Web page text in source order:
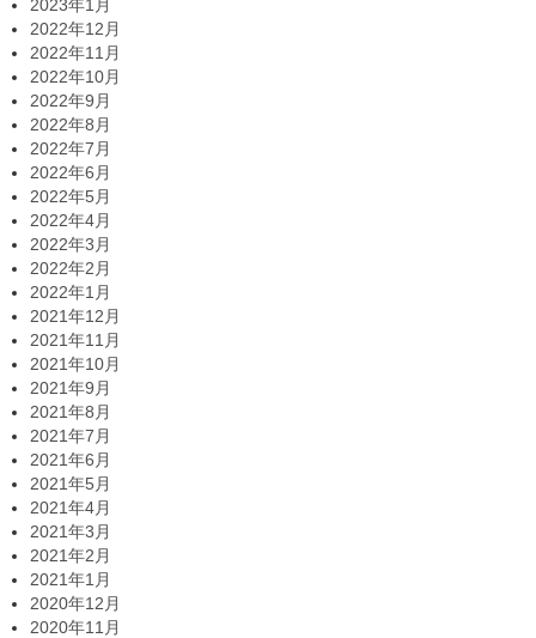
2023年1月
2022年12月
2022年11月
2022年10月
2022年9月
2022年8月
2022年7月
2022年6月
2022年5月
2022年4月
2022年3月
2022年2月
2022年1月
2021年12月
2021年11月
2021年10月
2021年9月
2021年8月
2021年7月
2021年6月
2021年5月
2021年4月
2021年3月
2021年2月
2021年1月
2020年12月
2020年11月